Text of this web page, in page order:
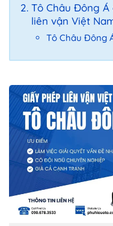
Tô Châu Đông
liên vận Việt
Tô Châu Đông